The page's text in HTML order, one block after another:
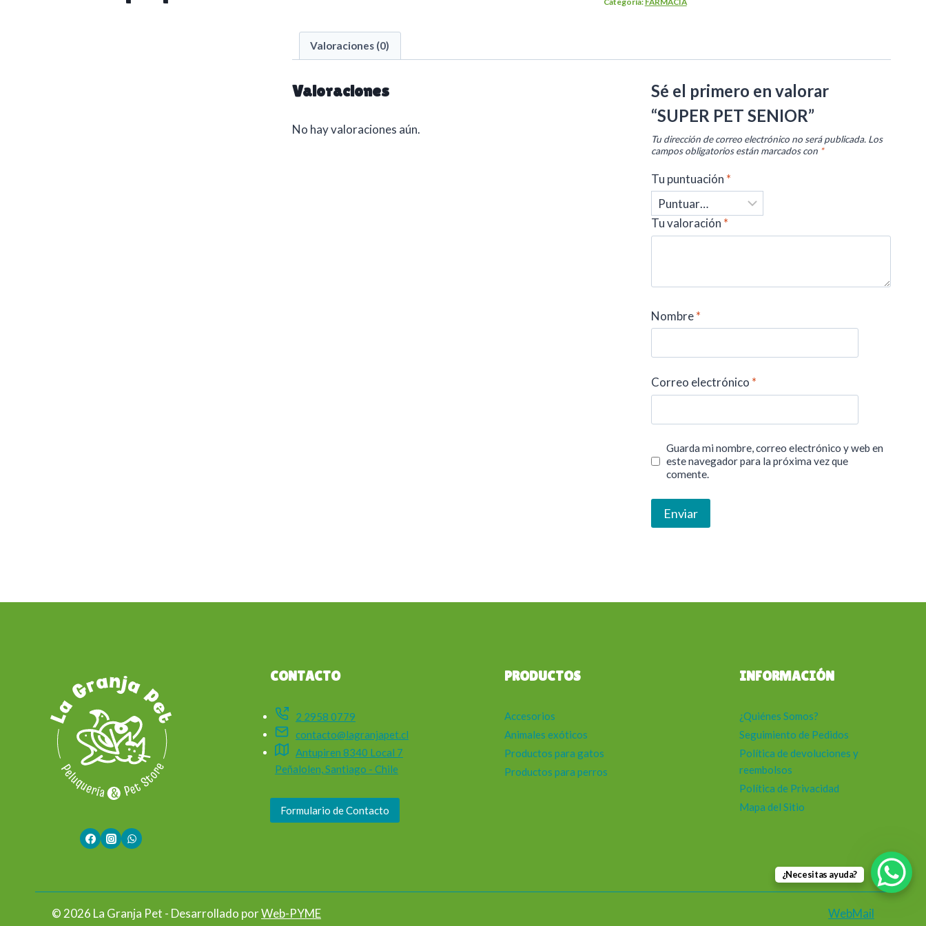
Valoraciones (0)
Valoraciones
No hay valoraciones aún.
Sé el primero en valorar
“SUPER PET SENIOR”
Tu dirección de correo electrónico no será publicada. Los
campos obligatorios están marcados con *
Tu puntuación *
Tu valoración *
Nombre*
Correo electrónico *
Guarda mi nombre, correo electrónico y web en
este navegador para la próxima vez que
comente.
CONTACTO
2 2958 0779
contacto@lagranjapet.cl
Antupiren 8340 Local 7
Peñalolen, Santiago - Chile
Formulario de Contacto
PRODUCTOS
Accesorios
Animales exóticos
Productos para gatos
Productos para perros
INFORMACIÓN
¿Quiénes Somos?
Seguimiento de Pedidos
Política de devoluciones y
reembolsos
Política de Privacidad
Mapa del Sitio
© 2026 La Granja Pet - Desarrollado porWeb-PYME WebMail
¿Necesitas ayuda?